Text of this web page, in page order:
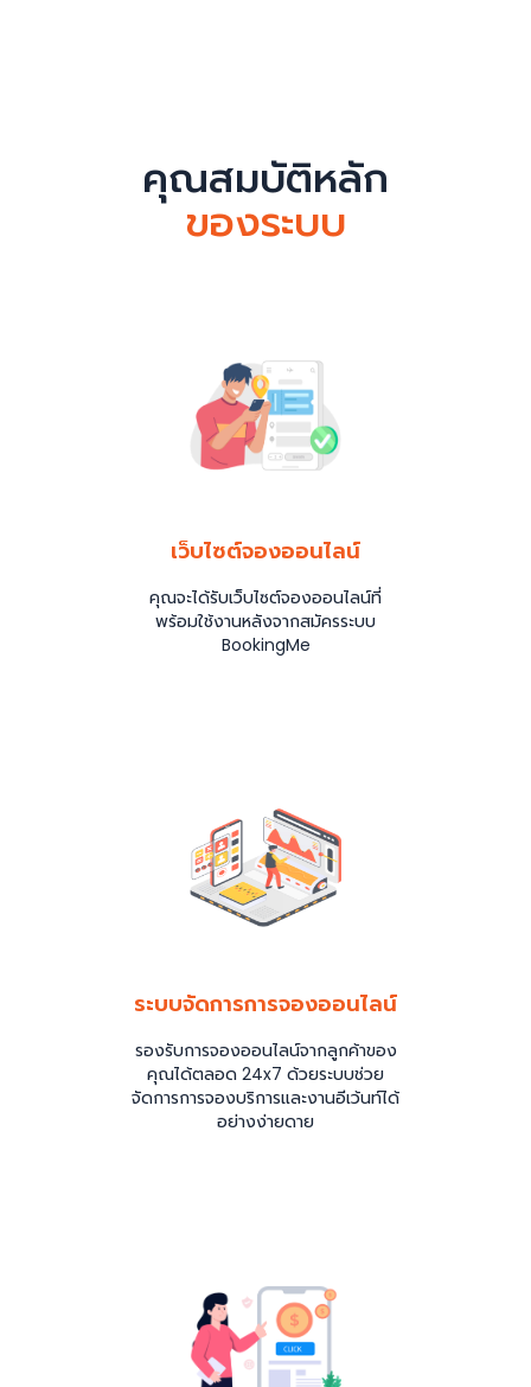
คุณสมบัติหลัก
ของระบบ
เว็บไซต์จองออนไลน์
คุณจะได้รับเว็บไซต์จองออนไลน์ที่
พร้อมใช้งานหลังจากสมัครระบบ
BookingMe
ระบบจัดการการจองออนไลน์
รองรับการจองออนไลน์จากลูกค้าของ
คุณได้ตลอด 24x7 ด้วยระบบช่วย
จัดการการจองบริการและงานอีเว้นท์ได้
อย่างง่ายดาย